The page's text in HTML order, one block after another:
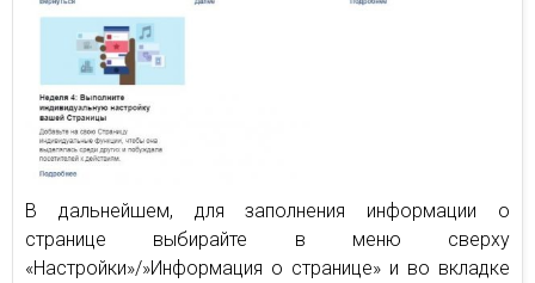
В дальнейшем, для заполнения информации о
странице выбирайте в меню сверху
«Настройки»/»Информация о странице» и во вкладке